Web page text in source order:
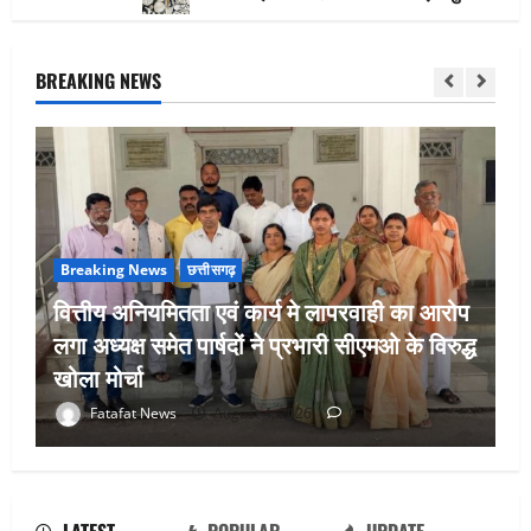
BREAKING NEWS
Breaking News छत्तीसगढ़
वित्तीय अनियमितता एवं कार्य मे लापरवाही का आरोप
लगा अध्यक्ष समेत पार्षदों ने प्रभारी सीएमओ के विरुद्ध
खोला मोर्चा
Fatafat News August 4, 2026 0